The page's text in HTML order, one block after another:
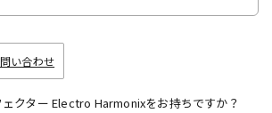
い合わせ
ェクター Electro Harmonixをお持ちですか？